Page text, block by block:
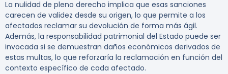
La nulidad de pleno derecho implica que esas sanciones
carecen de validez desde su origen, lo que permite a los
afectados reclamar su devolución de forma más ágil.
Además, la responsabilidad patrimonial del Estado puede ser
invocada si se demuestran daños económicos derivados de
estas multas, lo que reforzaría la reclamación en función del
contexto específico de cada afectado.